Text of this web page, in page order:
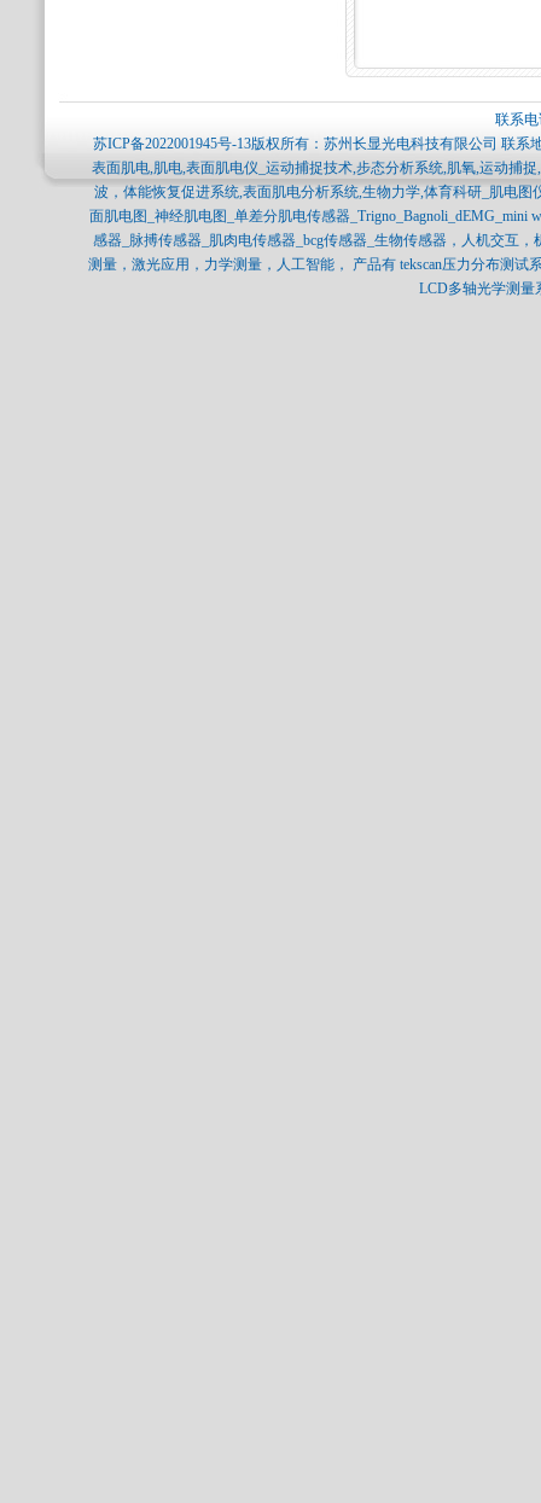
联系
苏ICP备2022001945号-13版权所有：苏州长显光电科技有限公司 联系
表面肌电,肌电,表面肌电仪_运动捕捉技术,步态分析系统,肌氧,运动捕
波，体能恢复促进系统,表面肌电分析系统,生物力学,体育科研_肌电
面肌电图_神经肌电图_单差分肌电传感器_Trigno_Bagnoli_dEMG_mini
感器_脉搏传感器_肌肉电传感器_bcg传感器_生物传感器，人机交互
测量，激光应用，力学测量，人工智能， 产品有 tekscan压力分布测试
LCD多轴光学测量